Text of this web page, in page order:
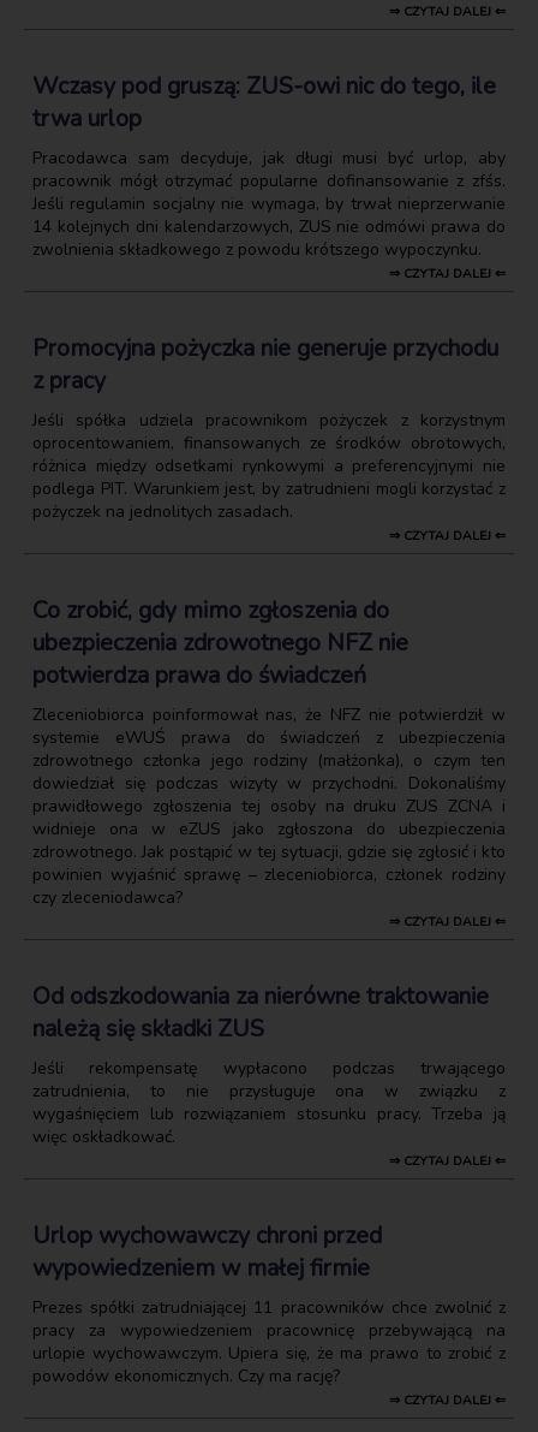
⇒ CZYTAJ DALEJ ⇐
Wczasy pod gruszą: ZUS-owi nic do tego, ile
trwa urlop
Pracodawca sam decyduje, jak długi musi być urlop, aby
pracownik mógł otrzymać popularne dofinansowanie z zfśs.
Jeśli regulamin socjalny nie wymaga, by trwał nieprzerwanie
14 kolejnych dni kalendarzowych, ZUS nie odmówi prawa do
zwolnienia składkowego z powodu krótszego wypoczynku.
⇒ CZYTAJ DALEJ ⇐
Promocyjna pożyczka nie generuje przychodu
z pracy
Jeśli spółka udziela pracownikom pożyczek z korzystnym
oprocentowaniem, finansowanych ze środków obrotowych,
różnica między odsetkami rynkowymi a preferencyjnymi nie
podlega PIT. Warunkiem jest, by zatrudnieni mogli korzystać z
pożyczek na jednolitych zasadach.
⇒ CZYTAJ DALEJ ⇐
Co zrobić, gdy mimo zgłoszenia do
ubezpieczenia zdrowotnego NFZ nie
potwierdza prawa do świadczeń
Zleceniobiorca poinformował nas, że NFZ nie potwierdził w
systemie eWUŚ prawa do świadczeń z ubezpieczenia
zdrowotnego członka jego rodziny (małżonka), o czym ten
dowiedział się podczas wizyty w przychodni. Dokonaliśmy
prawidłowego zgłoszenia tej osoby na druku ZUS ZCNA i
widnieje ona w eZUS jako zgłoszona do ubezpieczenia
zdrowotnego. Jak postąpić w tej sytuacji, gdzie się zgłosić i kto
powinien wyjaśnić sprawę – zleceniobiorca, członek rodziny
czy zleceniodawca?
⇒ CZYTAJ DALEJ ⇐
Od odszkodowania za nierówne traktowanie
należą się składki ZUS
Jeśli rekompensatę wypłacono podczas trwającego
zatrudnienia, to nie przysługuje ona w związku z
wygaśnięciem lub rozwiązaniem stosunku pracy. Trzeba ją
więc oskładkować.
⇒ CZYTAJ DALEJ ⇐
Urlop wychowawczy chroni przed
wypowiedzeniem w małej firmie
Prezes spółki zatrudniającej 11 pracowników chce zwolnić z
pracy za wypowiedzeniem pracownicę przebywającą na
urlopie wychowawczym. Upiera się, że ma prawo to zrobić z
powodów ekonomicznych. Czy ma rację?
⇒ CZYTAJ DALEJ ⇐